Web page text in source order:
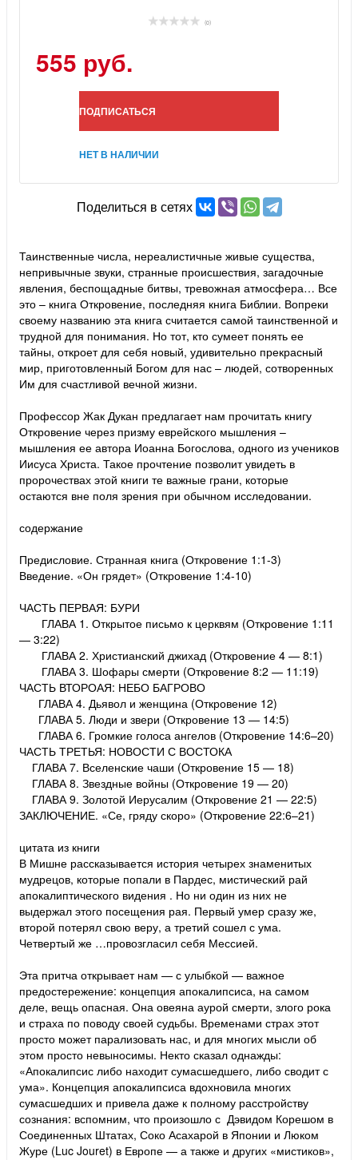
(0)
555 руб.
ПОДПИСАТЬСЯ
НЕТ В НАЛИЧИИ
Поделиться в сетях
Таинственные числа, нереалистичные живые существа,
непривычные звуки, странные происшествия, загадочные
явления, беспощадные битвы, тревожная атмосфера… Все
это – книга Откровение, последняя книга Библии. Вопреки
своему названию эта книга считается самой таинственной и
трудной для понимания. Но тот, кто сумеет понять ее
тайны, откроет для себя новый, удивительно прекрасный
мир, приготовленный Богом для нас – людей, сотворенных
Им для счастливой вечной жизни.
Профессор Жак Дукан предлагает нам прочитать книгу
Откровение через призму еврейского мышления –
мышления ее автора Иоанна Богослова, одного из учеников
Иисуса Христа. Такое прочтение позволит увидеть в
пророчествах этой книги те важные грани, которые
остаются вне поля зрения при обычном исследовании.
содержание
Предисловие. Странная книга (Откровение 1:1-3)
Введение. «Он грядет» (Откровение 1:4-10)
ЧАСТЬ ПЕРВАЯ: БУРИ
ГЛАВА 1. Открытое письмо к церквям (Откровение 1:11
— 3:22)
ГЛАВА 2. Христианский джихад (Откровение 4 — 8:1)
ГЛАВА 3. Шофары смерти (Откровение 8:2 — 11:19)
ЧАСТЬ ВТОРОАЯ: НЕБО БАГРОВО
ГЛАВА 4. Дьявол и женщина (Откровение 12)
ГЛАВА 5. Люди и звери (Откровение 13 — 14:5)
ГЛАВА 6. Громкие голоса ангелов (Откровение 14:6–20)
ЧАСТЬ ТРЕТЬЯ: НОВОСТИ С ВОСТОКА
ГЛАВА 7. Вселенские чаши (Откровение 15 — 18)
ГЛАВА 8. Звездные войны (Откровение 19 — 20)
ГЛАВА 9. Золотой Иерусалим (Откровение 21 — 22:5)
ЗАКЛЮЧЕНИЕ. «Се, гряду скоро» (Откровение 22:6–21)
цитата из книги
В Мишне рассказывается история четырех знаменитых
мудрецов, которые попали в Пардес, мистический рай
апокалиптического видения . Но ни один из них не
выдержал этого посещения рая. Первый умер сразу же,
второй потерял свою веру, а третий сошел с ума.
Четвертый же …провозгласил себя Мессией.
Эта притча открывает нам — с улыбкой — важное
предостережение: концепция апокалипсиса, на самом
деле, вещь опасная. Она овеяна аурой смерти, злого рока
и страха по поводу своей судьбы. Временами страх этот
просто может парализовать нас, и для многих мысли об
этом просто невыносимы. Некто сказал однажды:
«Апокалипсис либо находит сумасшедшего, либо сводит с
ума». Концепция апокалипсиса вдохновила многих
сумасшедших и привела даже к полному расстройству
сознания: вспомним, что произошло с Дэвидом Корешом в
Соединенных Штатах, Соко Асахарой в Японии и Люком
Журе (Luc Jouret) в Европе — а также и других «мистиков»,